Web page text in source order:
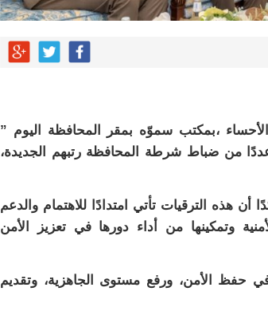
،بمكتب سموّه بمقر المحافظة اليوم ”
من ضباط شرطة المحافظة رتبهم الجديدة،
هذه الترقيات تأتي امتدادًا للاهتمام والدعم
وتمكينها من أداء دورها في تعزيز الأمن
حفظ الأمن، ورفع مستوى الجاهزية، وتقديم